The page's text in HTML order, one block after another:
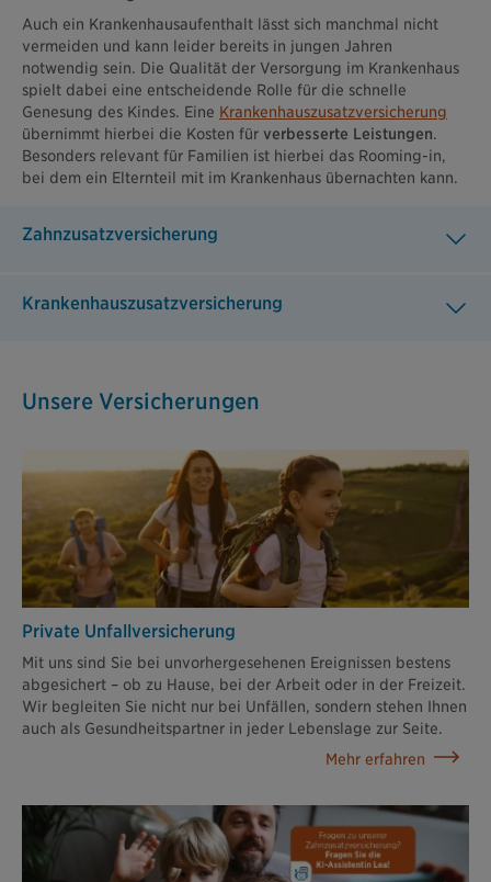
Auch ein Krankenhausaufenthalt lässt sich manchmal nicht
vermeiden und kann leider bereits in jungen Jahren
notwendig sein. Die Qualität der Versorgung im Krankenhaus
spielt dabei eine entscheidende Rolle für die schnelle
Genesung des Kindes. Eine Krankenhauszusatzversicherung
übernimmt hierbei die Kosten für verbesserte Leistungen.
Besonders relevant für Familien ist hierbei das Rooming-in,
bei dem ein Elternteil mit im Krankenhaus übernachten kann.
Zahnzusatzversicherung
Krankenhauszusatzversicherung
Unsere Versicherungen
Private Unfallversicherung
Mit uns sind Sie bei unvorhergesehenen Ereignissen bestens
abgesichert – ob zu Hause, bei der Arbeit oder in der Freizeit.
Wir begleiten Sie nicht nur bei Unfällen, sondern stehen Ihnen
auch als Gesundheitspartner in jeder Lebenslage zur Seite.
Mehr erfahren